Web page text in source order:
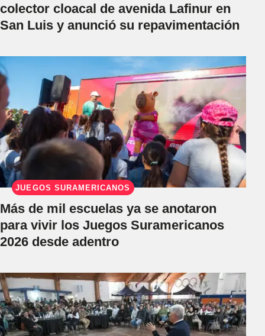
colector cloacal de avenida Lafinur en
San Luis y anunció su repavimentación
JUEGOS SURAMERICANOS
Más de mil escuelas ya se anotaron
para vivir los Juegos Suramericanos
2026 desde adentro